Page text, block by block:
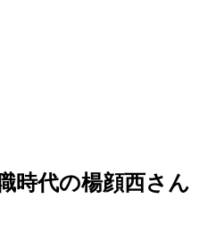
時代の楊顔西さん